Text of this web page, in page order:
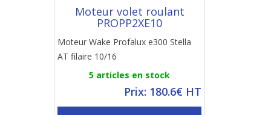
Moteur volet roulant
PROPP2XE10
Moteur Wake Profalux e300 Stella
AT filaire 10/16
5 articles en stock
Prix: 180.6€ HT